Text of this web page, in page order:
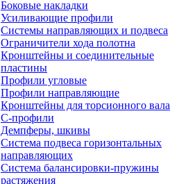
Боковые накладки
Усиливающие профили
Системы направляющих и подвеса
Ограничители хода полотна
Кронштейны и соединительные
пластины
Профили угловые
Профили направляющие
Кронштейны для торсионного вала
С-профили
Демпферы, шкивы
Система подвеса горизонтальных
направляющих
Система балансировки-пружины
растяжения